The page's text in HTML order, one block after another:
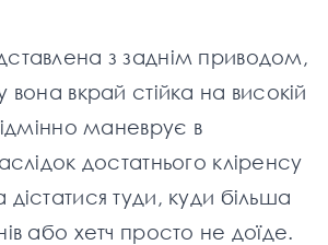
​​з заднім приводом,
вкрай стійка на високій
маневрує в
достатнього кліренсу
туди, куди більша
або хетч просто не доїде.